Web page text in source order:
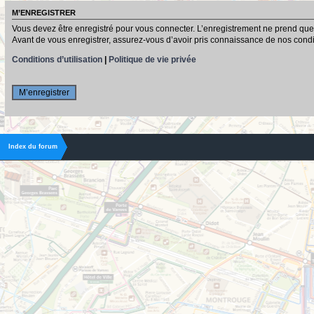
M’ENREGISTRER
Vous devez être enregistré pour vous connecter. L’enregistrement ne prend
Avant de vous enregistrer, assurez-vous d’avoir pris connaissance de nos
Conditions d’utilisation
Politique de vie privée
M’enregistrer
Index du forum